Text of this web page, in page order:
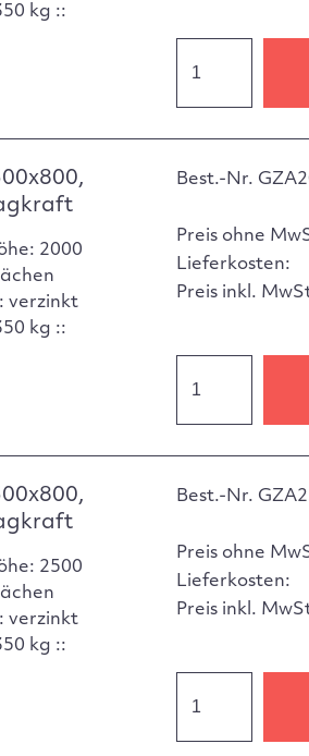
kg ::
2000
verzinkt
kg ::
Best.-Nr.
Preis ohne
Lieferkosten:
Preis inkl.
2500
verzinkt
kg ::
Best.-Nr.
Preis ohne
Lieferkosten:
Preis inkl.